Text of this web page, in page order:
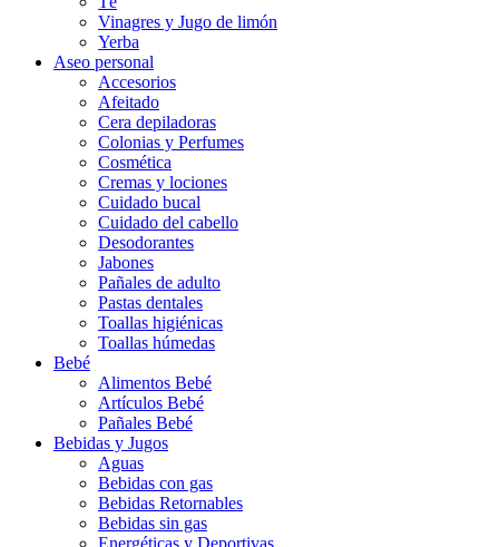
Vinagres y Jugo de limón
Yerba
Aseo personal
Accesorios
Afeitado
Cera depiladoras
Colonias y Perfumes
Cosmética
Cremas y lociones
Cuidado bucal
Cuidado del cabello
Desodorantes
Jabones
Pañales de adulto
Pastas dentales
Toallas higiénicas
Toallas húmedas
Bebé
Alimentos Bebé
Artículos Bebé
Pañales Bebé
Bebidas y Jugos
Aguas
Bebidas con gas
Bebidas Retornables
Bebidas sin gas
Energéticas y Deportivas